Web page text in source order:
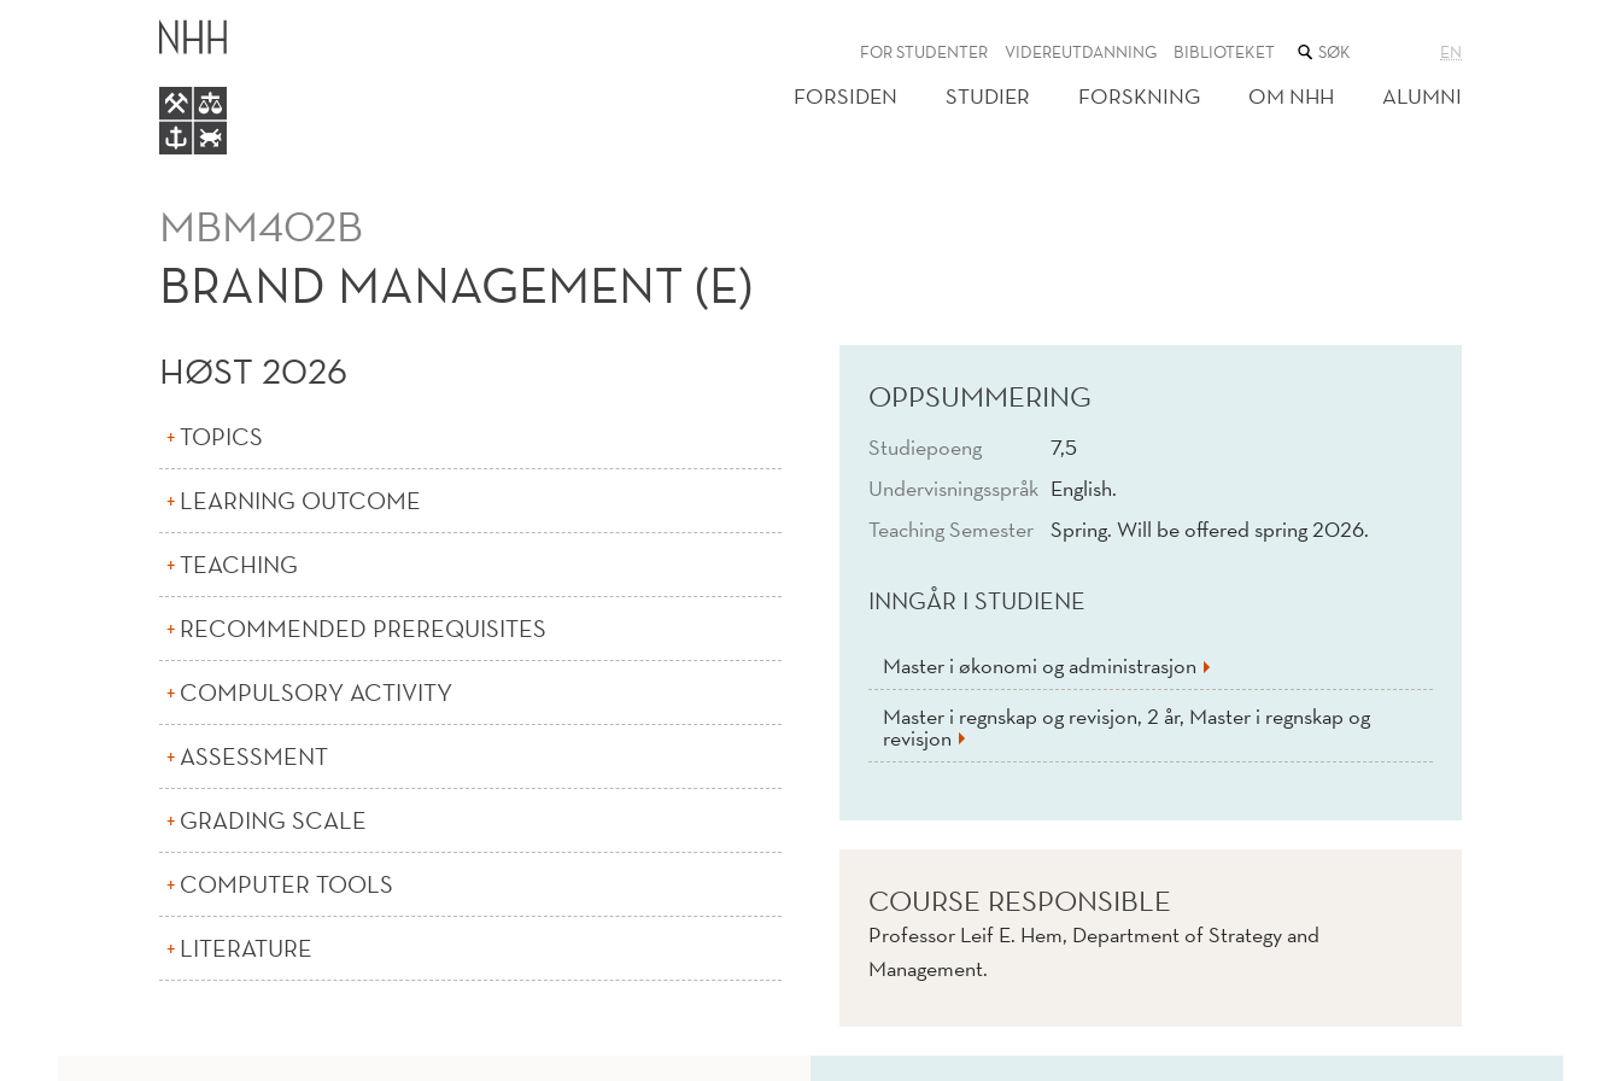
BRAND
MANAGEMENT
FOR STUDENTER VIDEREUTDANNING BIBLIOTEKET SØK
NETTSTEDET
EN
FORSIDEN STUDIER FORSKNING OM NHH ALUMNI
MBM402B
BRAND MANAGEMENT (E)
HØST 2026
TOPICS
LEARNING OUTCOME
TEACHING
RECOMMENDED PREREQUISITES
COMPULSORY ACTIVITY
ASSESSMENT
GRADING SCALE
COMPUTER TOOLS
LITERATURE
OPPSUMMERING
Studiepoeng
7,5
Undervisningsspråk English.
Teaching Semester
Spring. Will be offered spring 2026.
INNGÅR I STUDIENE
Master i økonomi og administrasjon
Master i regnskap og revisjon, 2 år, Master i regnskap og
revisjon
COURSE RESPONSIBLE
Professor Leif E. Hem, Department of Strategy and
Management.